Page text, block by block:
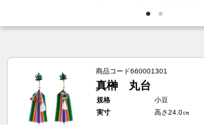
商品コード660001301
真榊 丸台
規格
小豆
実寸
高さ24.0㎝